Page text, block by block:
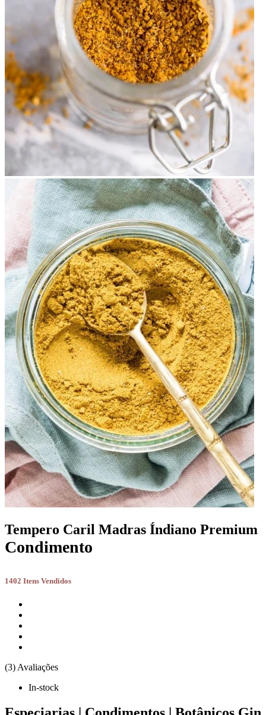
Tempero Caril Madras Índiano Premium
Condimento
1402 Itens Vendidos
(3) Avaliações
In-stock